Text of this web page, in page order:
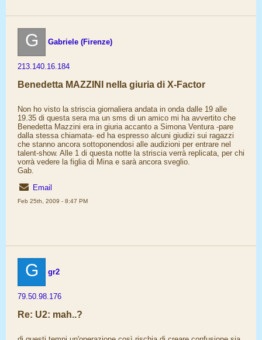
G Gabriele (Firenze)
213.140.16.184
Benedetta MAZZINI nella giuria di X-Factor
Non ho visto la striscia giornaliera andata in onda dalle 19 alle
19.35 di questa sera ma un sms di un amico mi ha avvertito che
Benedetta Mazzini era in giuria accanto a Simona Ventura -pare
dalla stessa chiamata- ed ha espresso alcuni giudizi sui ragazzi
che stanno ancora sottoponendosi alle audizioni per entrare nel
talent-show. Alle 1 di questa notte la striscia verrà replicata, per chi
vorrà vedere la figlia di Mina e sarà ancora sveglio.
Gab.
Email
Feb 25th, 2009 - 8:47 PM
G gr2
79.50.98.176
Re: U2: mah..?